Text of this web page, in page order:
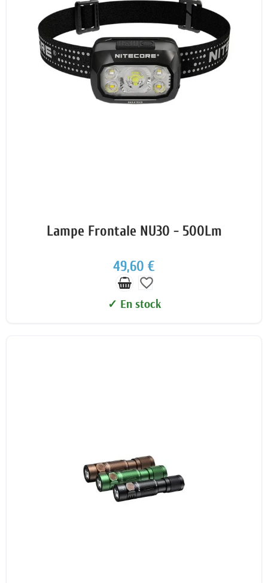
Lampe Frontale NU30 - 500Lm
49,60 €
favorite_border
✓ En stock